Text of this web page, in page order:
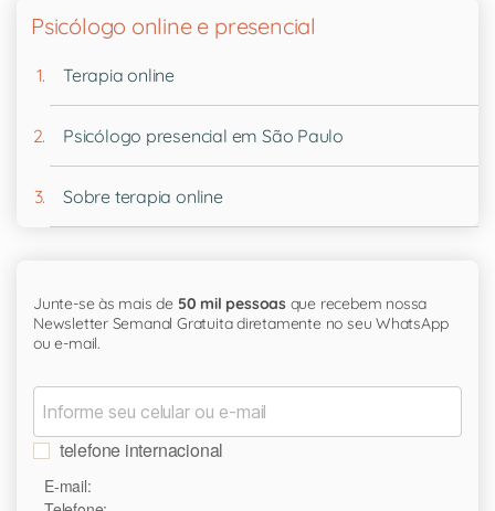
Psicólogo online e presencial
Terapia online
Psicólogo presencial em São Paulo
Sobre terapia online
Junte-se às mais de 50 mil pessoasque recebem nossa
Newsletter Semanal Gratuita diretamente no seu WhatsApp
ou e-mail.
telefone internacional
E-mail: